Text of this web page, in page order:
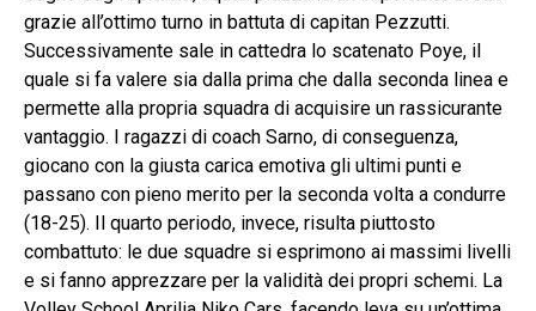
grazie all’ottimo turno in battuta di capitan Pezzutti.
Successivamente sale in cattedra lo scatenato Poye, il
quale si fa valere sia dalla prima che dalla seconda linea e
permette alla propria squadra di acquisire un rassicurante
vantaggio. I ragazzi di coach Sarno, di conseguenza,
giocano con la giusta carica emotiva gli ultimi punti e
passano con pieno merito per la seconda volta a condurre
(18-25). Il quarto periodo, invece, risulta piuttosto
combattuto: le due squadre si esprimono ai massimi livelli
e si fanno apprezzare per la validità dei propri schemi. La